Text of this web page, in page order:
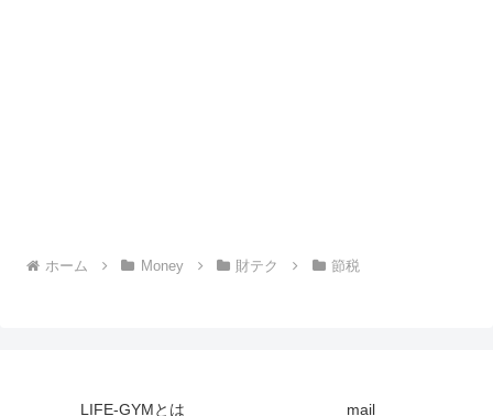
ホーム Money 財テク 節税
LIFE-GYMとは mail